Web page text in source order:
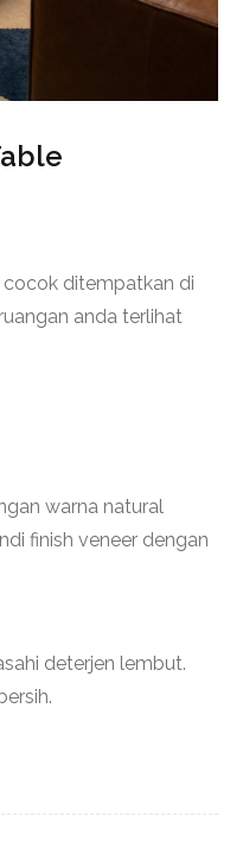
cocok ditempatkan di
anda terlihat
warna natural
finish veneer dengan
deterjen lembut.